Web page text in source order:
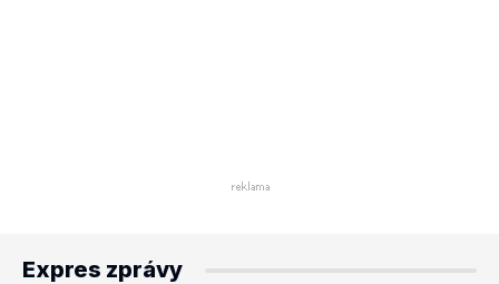
Expres zprávy